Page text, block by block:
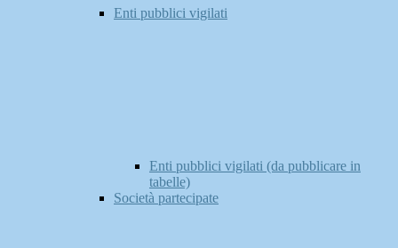
Enti pubblici vigilati
Enti pubblici vigilati (da pubblicare in
tabelle)
Società partecipate